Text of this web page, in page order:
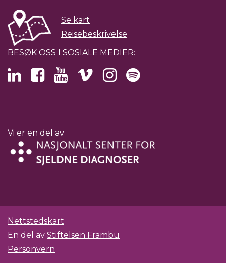
Se kart
Reisebeskrivelse
BESØK OSS I SOSIALE MEDIER:
Vi er en del av
Nettstedskart
En del av Stiftelsen Frambu
Personvern